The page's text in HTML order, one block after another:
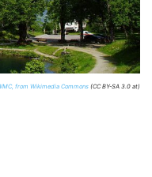
from Wikimedia Commons (CC BY-SA 3.0 at)